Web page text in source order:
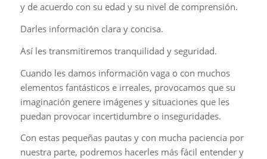
y de acuerdo con su edad y su nivel de comprensión.
Darles información clara y concisa.
Así les transmitiremos tranquilidad y seguridad.
Cuando les damos información vaga o con muchos
elementos fantásticos e irreales, provocamos que su
imaginación genere imágenes y situaciones que les
puedan provocar incertidumbre o inseguridades.
Con estas pequeñas pautas y con mucha paciencia por
nuestra parte, podremos hacerles más fácil entender y